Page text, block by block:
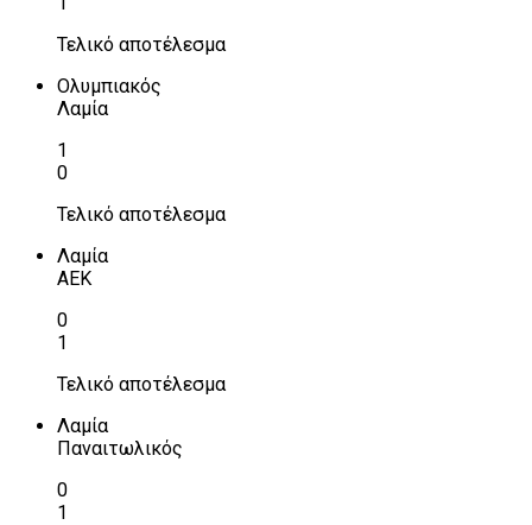
Τελικό αποτέλεσμα
Ολυμπιακός
Λαμία
1
0
Τελικό αποτέλεσμα
Λαμία
ΑΕΚ
0
1
Τελικό αποτέλεσμα
Λαμία
Παναιτωλικός
0
1